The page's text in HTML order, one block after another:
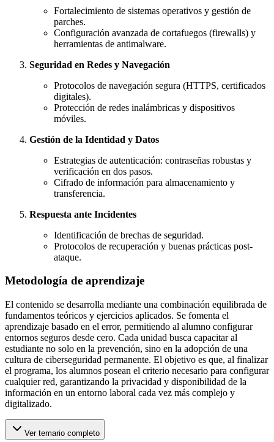
Fortalecimiento de sistemas operativos y gestión de
parches.
Configuración avanzada de cortafuegos (firewalls) y
herramientas de antimalware.
Seguridad en Redes y Navegación
Protocolos de navegación segura (HTTPS, certificados
digitales).
Protección de redes inalámbricas y dispositivos
móviles.
Gestión de la Identidad y Datos
Estrategias de autenticación: contraseñas robustas y
verificación en dos pasos.
Cifrado de información para almacenamiento y
transferencia.
Respuesta ante Incidentes
Identificación de brechas de seguridad.
Protocolos de recuperación y buenas prácticas post-
ataque.
Metodología de aprendizaje
El contenido se desarrolla mediante una combinación equilibrada de
fundamentos teóricos y ejercicios aplicados. Se fomenta el
aprendizaje basado en el error, permitiendo al alumno configurar
entornos seguros desde cero. Cada unidad busca capacitar al
estudiante no solo en la prevención, sino en la adopción de una
cultura de ciberseguridad permanente. El objetivo es que, al finalizar
el programa, los alumnos posean el criterio necesario para configurar
cualquier red, garantizando la privacidad y disponibilidad de la
información en un entorno laboral cada vez más complejo y
digitalizado.
Ver temario completo